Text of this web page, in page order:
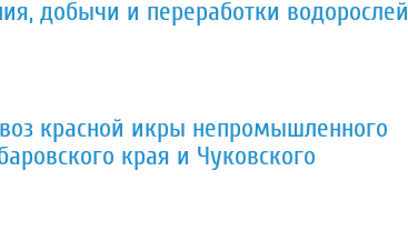
добычи и переработки водорослей
красной икры непромышленного
края и Чуковского